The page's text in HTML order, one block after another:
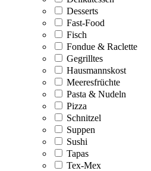
Desserts
Fast-Food
Fisch
Fondue & Raclette
Gegrilltes
Hausmannskost
Meeresfrüchte
Pasta & Nudeln
Pizza
Schnitzel
Suppen
Sushi
Tapas
Tex-Mex